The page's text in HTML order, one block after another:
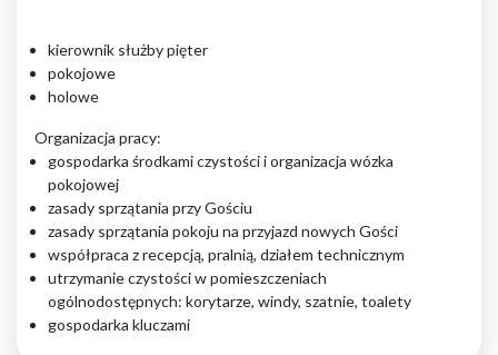
kierownik służby pięter
pokojowe
holowe
Organizacja pracy:
gospodarka środkami czystości i organizacja wózka
pokojowej
zasady sprzątania przy Gościu
zasady sprzątania pokoju na przyjazd nowych Gości
współpraca z recepcją, pralnią, działem technicznym
utrzymanie czystości w pomieszczeniach
ogólnodostępnych: korytarze, windy, szatnie, toalety
gospodarka kluczami
klasyfikowania, wraz z dostawcami poszczególnych ciasteczek.
Zapisz moje preferencje
Akceptuj wszystko